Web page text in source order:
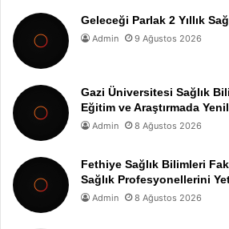
Geleceği Parlak 2 Yıllık
Admin 9 Ağustos 2026
Gazi Üniversitesi Sağlık
Eğitim ve Araştırmada
Admin 8 Ağustos 2026
Fethiye Sağlık Bilimleri
Sağlık Profesyonellerini
Admin 8 Ağustos 2026